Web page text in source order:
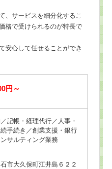
、サービスを細分化するこ
格で受けられるのが特長で
安心して任せることができ
円～
記帳・経理代行／人事・
手続き／創業支援・銀行
サルティング業務
市大久保町江井島６２２